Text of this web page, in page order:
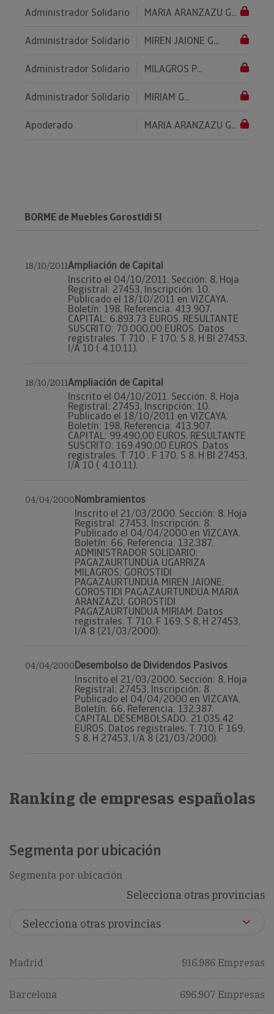
Administrador Solidario MARIA ARANZAZU G...
Administrador Solidario MIREN JAIONE G...
Administrador Solidario MILAGROS P...
Administrador Solidario MIRIAM G...
Apoderado MARIA ARANZAZU G...
BORME de Muebles Gorostidi Sl
18/10/2011Ampliación de Capital
Inscrito el 04/10/2011. Sección: 8, Hoja
Registral: 27453, Inscripción: 10.
Publicado el 18/10/2011 en VIZCAYA.
Boletín: 198, Referencia: 413.907.
CAPITAL: 6.893,73 EUROS. RESULTANTE
SUSCRITO: 70.000,00 EUROS. Datos
registrales. T 710 , F 170, S 8, H BI 27453,
I/A 10 ( 4.10.11).
18/10/2011Ampliación de Capital
Inscrito el 04/10/2011. Sección: 8, Hoja
Registral: 27453, Inscripción: 10.
Publicado el 18/10/2011 en VIZCAYA.
Boletín: 198, Referencia: 413.907.
CAPITAL: 99.490,00 EUROS. RESULTANTE
SUSCRITO: 169.490,00 EUROS. Datos
registrales. T 710 , F 170, S 8, H BI 27453,
I/A 10 ( 4.10.11).
04/04/2000Nombramientos
Inscrito el 21/03/2000. Sección: 8, Hoja
Registral: 27453, Inscripción: 8.
Publicado el 04/04/2000 en VIZCAYA.
Boletín: 66, Referencia: 132.387.
ADMINISTRADOR SOLIDARIO:
PAGAZAURTUNDUA UGARRIZA
MILAGROS; GOROSTIDI
PAGAZAURTUNDUA MIREN JAIONE;
GOROSTIDI PAGAZAURTUNDUA MARIA
ARANZAZU; GOROSTIDI
PAGAZAURTUNDUA MIRIAM. Datos
registrales. T 710, F 169, S 8, H 27453,
I/A 8 (21/03/2000).
04/04/2000Desembolso de Dividendos Pasivos
Inscrito el 21/03/2000. Sección: 8, Hoja
Registral: 27453, Inscripción: 8.
Publicado el 04/04/2000 en VIZCAYA.
Boletín: 66, Referencia: 132.387.
CAPITAL DESEMBOLSADO: 21.035,42
EUROS. Datos registrales. T 710, F 169,
S 8, H 27453, I/A 8 (21/03/2000).
Ranking de empresas españolas
Segmenta por ubicación
Segmenta por ubicación
Selecciona otras provincias
Madrid 916,986 Empresas
Barcelona 696,907 Empresas